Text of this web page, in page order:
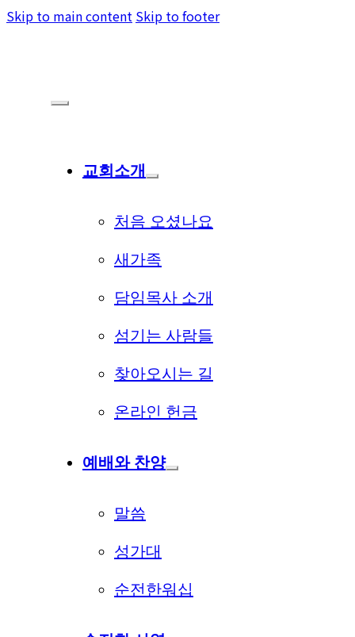
Skip to main content Skip to footer
교회소개
처음 오셨나요
새가족
담임목사 소개
섬기는 사람들
찾아오시는 길
온라인 헌금
예배와 찬양
말씀
성가대
순전한워십